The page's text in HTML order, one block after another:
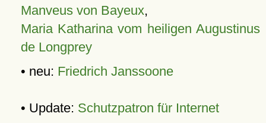
Manveus von Bayeux,
Maria Katharina vom heiligen Augustinus
de Longprey
• neu: Friedrich Janssoone
• Update: Schutzpatron für Internet